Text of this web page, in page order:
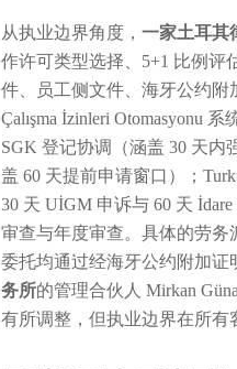
从执业边界角度， 一家土耳其
作许可类型选择、5+1 比例评
件、员工侧文件、海牙公约附
Çalışma İzinleri Otomasyonu
SGK 登记协调（涵盖 30 天内
盖 60 天提前申请窗口）；
30 天 UİGM 申诉与 60 天
审查与年度审查。具体的劳
委托均通过经海牙公约附加证
务所的管理合伙人 Mirkan
有所调整，但执业边界在所有